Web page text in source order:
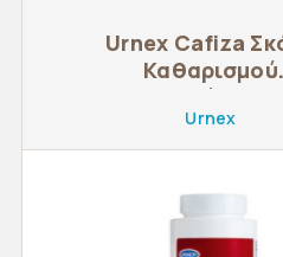
Urnex Cafiza
Καθαρισμού
Υπολειμμάτων
900g
Urnex